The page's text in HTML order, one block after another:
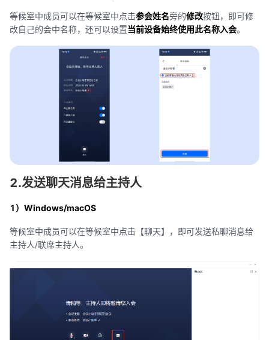
等候室中成员可以在等候室中点击参会姓名旁的修改按钮，即可修
改自己的会中名称，还可以设置当前设备始终使用此名称入会。
2.发送聊天消息给主持人
1）Windows/macOS
等候室中成员可以在等候室中点击【聊天】，即可发送私聊消息给
主持人/联席主持人。